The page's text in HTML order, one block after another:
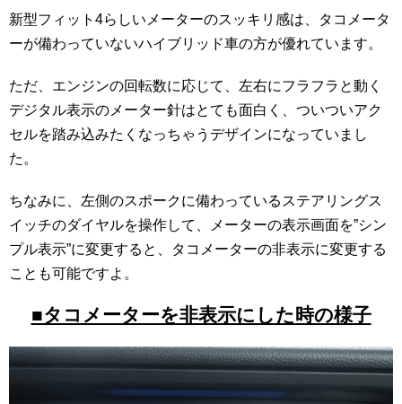
新型フィット4らしいメーターのスッキリ感は、タコメータ
ーが備わっていないハイブリッド車の方が優れています。
ただ、エンジンの回転数に応じて、左右にフラフラと動く
デジタル表示のメーター針はとても面白く、ついついアク
セルを踏み込みたくなっちゃうデザインになっていまし
た。
ちなみに、左側のスポークに備わっているステアリングス
イッチのダイヤルを操作して、メーターの表示画面を”シン
プル表示”に変更すると、タコメーターの非表示に変更する
ことも可能ですよ。
■タコメーターを非表示にした時の様子